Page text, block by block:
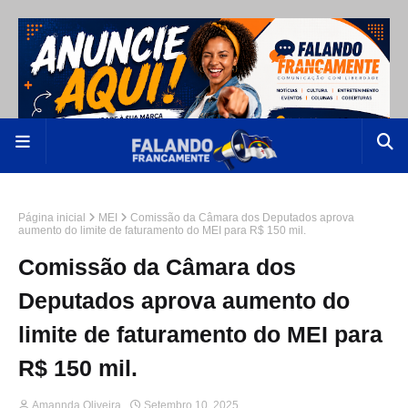
Página inicial MEI
Comissão da Câmara dos Deputados aprova
aumento do limite de faturamento do MEI para R$ 150 mil.
Comissão da Câmara dos
Deputados aprova aumento do
limite de faturamento do MEI para
R$ 150 mil.
Amannda Oliveira Setembro 10, 2025